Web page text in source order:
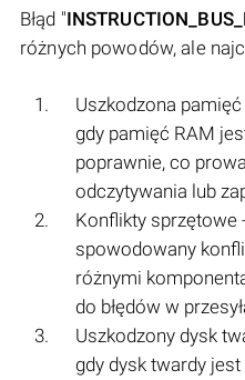
Błąd "
różnych powodów, ale
Uszkodzona
gdy pamięć RAM
poprawnie, co
odczytywania lub
Konflikty sprzętowe
spowodowany
różnymi
do błędów w
Uszkodzony dysk
gdy dysk twardy jest